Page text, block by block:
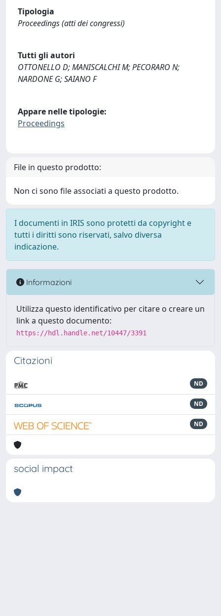
Tipologia
Proceedings (atti dei congressi)
Tutti gli autori
OTTONELLO D; MANISCALCHI M; PECORARO N;
NARDONE G; SAIANO F
Appare nelle tipologie:
Proceedings
File in questo prodotto:
Non ci sono file associati a questo prodotto.
I documenti in IRIS sono protetti da copyright e
tutti i diritti sono riservati, salvo diversa
indicazione.
Informazioni
Utilizza questo identificativo per citare o creare un
link a questo documento:
https://hdl.handle.net/10447/3391
Citazioni
ND
ND
ND
social impact